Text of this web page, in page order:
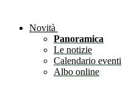
Novità
Panoramica
Le notizie
Calendario eventi
Albo online